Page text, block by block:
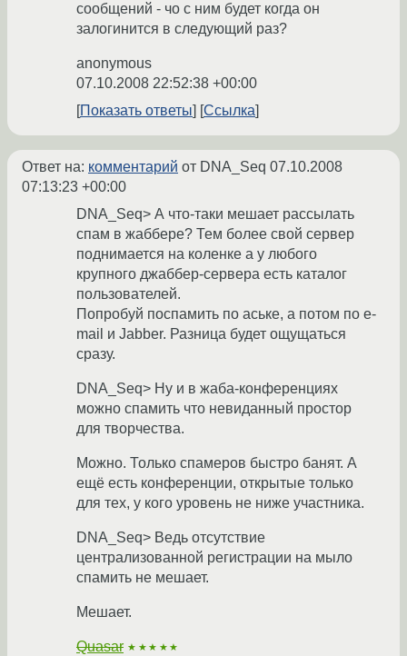
сообщений - чо с ним будет когда он
залогинится в следующий раз?
anonymous
07.10.2008 22:52:38 +00:00
Показать ответы
Ссылка
Ответ на: комментарий от DNA_Seq 07.10.2008
07:13:23 +00:00
DNA_Seq> А что-таки мешает рассылать
спам в жаббере? Тем более свой сервер
поднимается на коленке а у любого
крупного джаббер-сервера есть каталог
пользователей.
Попробуй поспамить по аське, а потом по e-
mail и Jabber. Разница будет ощущаться
сразу.
DNA_Seq> Ну и в жаба-конференциях
можно спамить что невиданный простор
для творчества.
Можно. Только спамеров быстро банят. А
ещё есть конференции, открытые только
для тех, у кого уровень не ниже участника.
DNA_Seq> Ведь отсутствие
централизованной регистрации на мыло
спамить не мешает.
Мешает.
Quasar ★★★★★